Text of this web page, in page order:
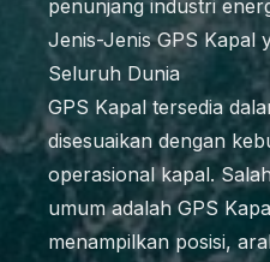
penunjang industri
Jenis-Jenis GPS Kapal
Seluruh Dunia
GPS Kapal tersedia
disesuaikan dengan
operasional kapal.
umum adalah GPS
menampilkan posisi,